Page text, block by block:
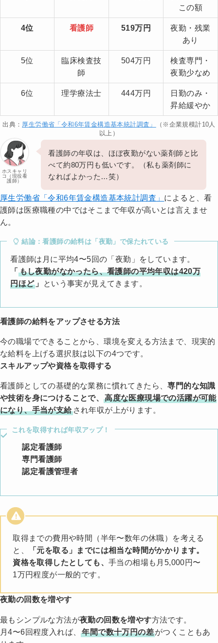
この額
4位 看護師 519万円
夜勤・残業
あり
5位
臨床検査技
師
504万円
検査専門・
夜勤少なめ
6位 理学療法士 444万円
日勤のみ・
昇給緩やか
出典： 厚生労働省「令和6年賃金構造基本統計調査」
（※企業規模計10人
以上）
ホスキャリ
コ（現役看
護師）
看護師の年収は、ほぼ夜勤がない薬剤師と比
べて約80万円も低いです。（私も薬剤師に
なればよかった…笑）
厚生労働省「令和6年賃金構造基本統計調査」 によると、看
護師は医療職種の中ではそこまで年収が高いとは言えませ
ん。
結論：看護師の給料は「夜勤」で保たれている
看護師は月に平均4〜5回の「夜勤」をしています。
「もし夜勤がなかったら、看護師の平均年収は420万
円ほど 」 という事実が見えてきます。
看護師の給料をアップさせる方法
今の職場でできることから、環境を変える方法まで、現実的
な給料を上げる選択肢は以下の4つです。
スキルアップや資格を取得する
看護師としての基礎的な業務に慣れてきたら、専門的な知識
や技術を身につけることで、高度な医療現場での活躍が可能
になり、手当が支給され年収が上がります。
これを取得すれば年収アップ！
認定看護師
専門看護師
認定看護管理者
取得までの費用や時間（半年〜数年の休職）を考える
と、
「元を取る」までには相当な時間がかかります。
資格を取得したとしても、手当の相場も月5,000円〜
1万円程度が一般的です。
夜勤の回数を増やす
最もシンプルな方法が夜勤の回数を増やす方法です。
月4〜6回程度入れば、年間で数十万円の差がつくこともあ